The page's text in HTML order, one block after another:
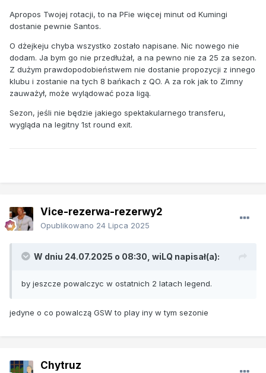
Apropos Twojej rotacji, to na PFie więcej minut od Kumingi
dostanie pewnie Santos.
O dżejkeju chyba wszystko zostało napisane. Nic nowego nie
dodam. Ja bym go nie przedłużał, a na pewno nie za 25 za sezon.
Z dużym prawdopodobieństwem nie dostanie propozycji z innego
klubu i zostanie na tych 8 bańkach z QO. A za rok jak to Zimny
zauważył, może wylądować poza ligą.
Sezon, jeśli nie będzie jakiego spektakularnego transferu,
wygląda na legitny 1st round exit.
Vice-rezerwa-rezerwy2
Opublikowano 24 Lipca 2025
W dniu 24.07.2025 o 08:30, wiLQ napisał(a):
by jeszcze powalczyc w ostatnich 2 latach legend.
jedyne o co powalczą GSW to play iny w tym sezonie
Chytruz